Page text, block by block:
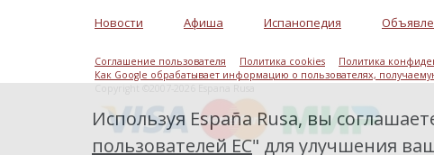
Новости Афиша Испанопедия
Соглашение пользователя Политика cookies
Политика
Как Google обрабатывает информацию о пользователях,
Используя España Rusa, вы
пользователей ЕС" для улучшения